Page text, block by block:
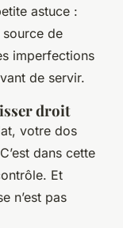
astuce :
de
imperfections
de servir.
droit
votre dos
dans cette
Et
n’est pas